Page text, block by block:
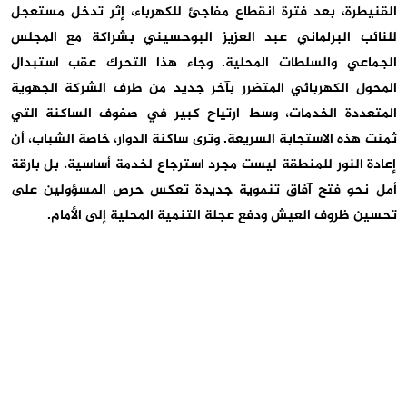
القنيطرة، بعد فترة انقطاع مفاجئ للكهرباء، إثر تدخل مستعجل
للنائب البرلماني عبد العزيز البوحسيني بشراكة مع المجلس
الجماعي والسلطات المحلية. وجاء هذا التحرك عقب استبدال
المحول الكهربائي المتضرر بآخر جديد من طرف الشركة الجهوية
المتعددة الخدمات، وسط ارتياح كبير في صفوف الساكنة التي
ثمنت هذه الاستجابة السريعة. وترى ساكنة الدوار، خاصة الشباب، أن
إعادة النور للمنطقة ليست مجرد استرجاع لخدمة أساسية، بل بارقة
أمل نحو فتح آفاق تنموية جديدة تعكس حرص المسؤولين على
تحسين ظروف العيش ودفع عجلة التنمية المحلية إلى الأمام.